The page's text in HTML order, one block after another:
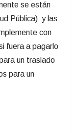
se están
Pública) y las
con
fuera a pagarlo
un traslado
para un